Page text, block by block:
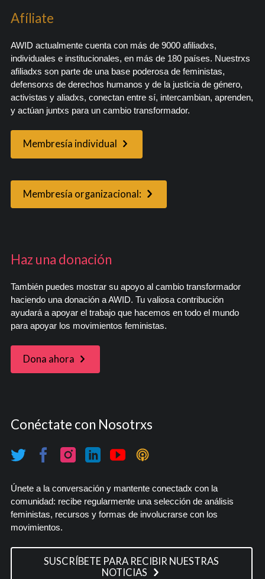
Afíliate
AWID actualmente cuenta con más de 9000 afiliadxs,
individuales e institucionales, en más de 180 países. Nuestrxs
afiliadxs son parte de una base poderosa de feministas,
defensorxs de derechos humanos y de la justicia de género,
activistas y aliadxs, conectan entre sí, intercambian, aprenden,
y actúan juntxs para un cambio transformador.
Membresía individual
Membresía organizacional:
Haz una donación
También puedes mostrar su apoyo al cambio transformador
haciendo una donación a AWID. Tu valiosa contribución
ayudará a apoyar el trabajo que hacemos en todo el mundo
para apoyar los movimientos feministas.
Dona ahora
Conéctate con Nosotrxs
Únete a la conversación y mantente conectadx con la
comunidad: recibe regularmente una selección de análisis
feministas, recursos y formas de involucrarse con los
movimientos.
SUSCRÍBETE PARA RECIBIR NUESTRAS
NOTICIAS